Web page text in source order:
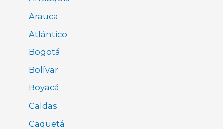
Arauca
Atlántico
Bogotá
Bolívar
Boyacá
Caldas
Caquetá